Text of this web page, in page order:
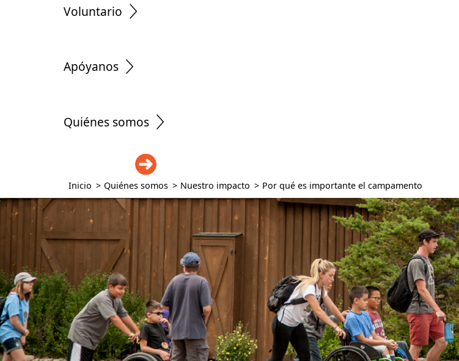
Voluntario
Apóyanos
Quiénes somos
Inicio > Quiénes somos > Nuestro impacto > Por qué es importante el campamento